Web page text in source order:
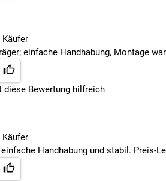
einfache Handhabung, Montage
diese Bewertung hilfreich
Handhabung und stabil. Preis-